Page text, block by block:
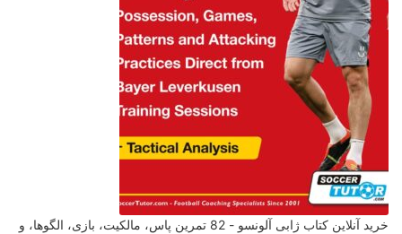
خرید آنلاین کتاب ژابی آلونسو - 82 تمرین پاس، مالکیت، بازی، الگوها، و